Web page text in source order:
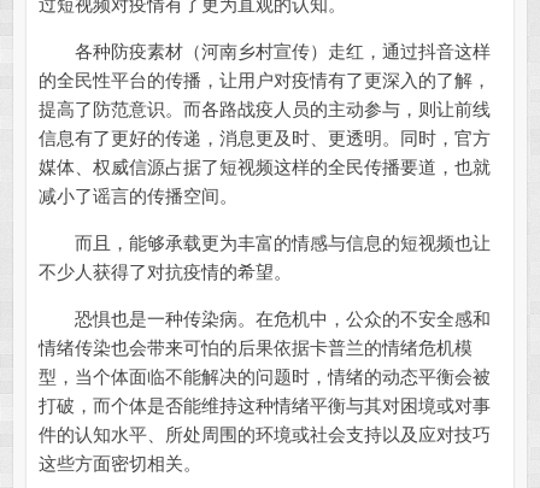
过短视频对疫情有了更为直观的认知。
各种防疫素材（河南乡村宣传）走红，通过抖音这样
的全民性平台的传播，让用户对疫情有了更深入的了解，
提高了防范意识。而各路战疫人员的主动参与，则让前线
信息有了更好的传递，消息更及时、更透明。同时，官方
媒体、权威信源占据了短视频这样的全民传播要道，也就
减小了谣言的传播空间。
而且，能够承载更为丰富的情感与信息的短视频也让
不少人获得了对抗疫情的希望。
恐惧也是一种传染病。在危机中，公众的不安全感和
情绪传染也会带来可怕的后果依据卡普兰的情绪危机模
型，当个体面临不能解决的问题时，情绪的动态平衡会被
打破，而个体是否能维持这种情绪平衡与其对困境或对事
件的认知水平、所处周围的环境或社会支持以及应对技巧
这些方面密切相关。